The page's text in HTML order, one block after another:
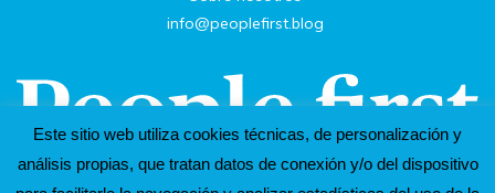
info@peoplefirst.blog
Un espacio de inspiración. De y para personas
Este sitio web utiliza cookies técnicas, de personalización y
análisis propias, que tratan datos de conexión y/o del dispositivo